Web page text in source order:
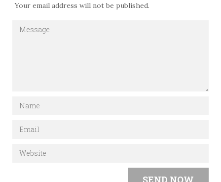
Your email address will not be published.